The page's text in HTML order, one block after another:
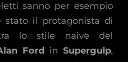
sanno per esempio
stato il protagonista di
lo stile naive del
Ford in Supergulp,